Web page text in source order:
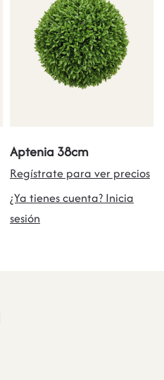
Aptenia 38cm
Regístrate para ver precios
¿Ya tienes cuenta? Inicia
sesión